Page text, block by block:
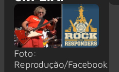
Foto:
Reprodução/Facebook